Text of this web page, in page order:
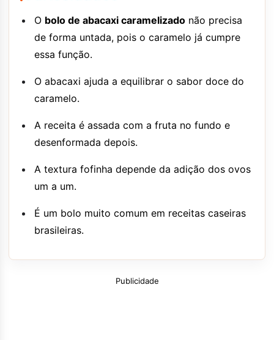
O bolo de abacaxi caramelizado não precisa
de forma untada, pois o caramelo já cumpre
essa função.
O abacaxi ajuda a equilibrar o sabor doce do
caramelo.
A receita é assada com a fruta no fundo e
desenformada depois.
A textura fofinha depende da adição dos ovos
um a um.
É um bolo muito comum em receitas caseiras
brasileiras.
Publicidade